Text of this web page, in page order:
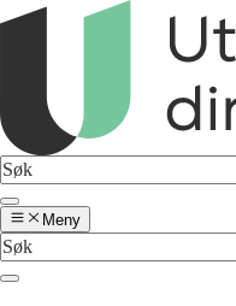
Meny